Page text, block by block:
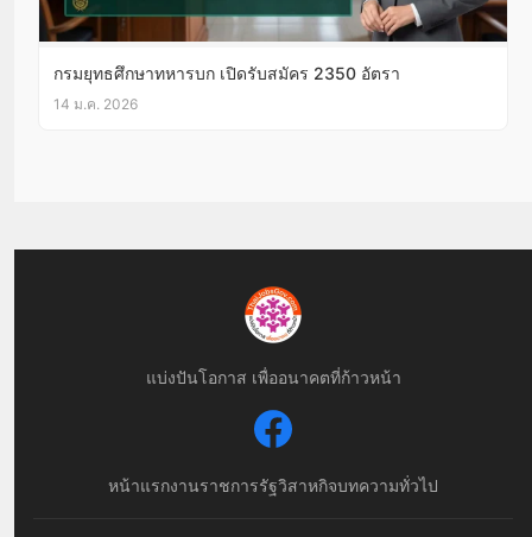
กรมยุทธศึกษาทหารบก เปิดรับสมัคร 2350 อัตรา
14 ม.ค. 2026
แบ่งปันโอกาส เพื่ออนาคตที่ก้าวหน้า
หน้าแรกงานราชการรัฐวิสาหกิจบทความทั่วไป